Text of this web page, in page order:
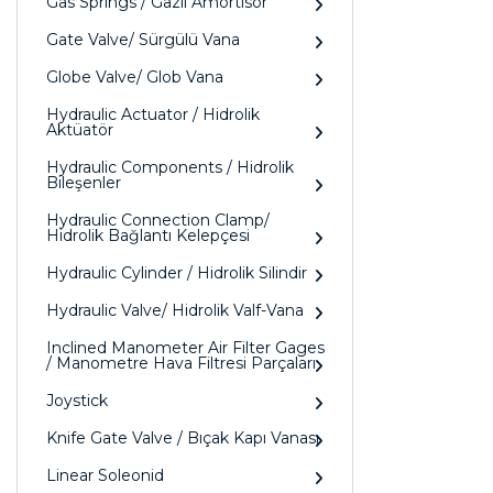
Gate Valve/ Sürgülü Vana
Globe Valve/ Glob Vana
Hydraulic Actuator / Hidrolik
Aktüatör
Hydraulic Components / Hidrolik
Bileşenler
Hydraulic Connection Clamp/
Hidrolik Bağlantı Kelepçesi
Hydraulic Cylinder / Hidrolik Silindir
Hydraulic Valve/ Hidrolik Valf-Vana
Inclined Manometer Air Filter Gages
/ Manometre Hava Filtresi Parçaları
Joystick
Knife Gate Valve / Bıçak Kapı Vanası
Linear Soleonid